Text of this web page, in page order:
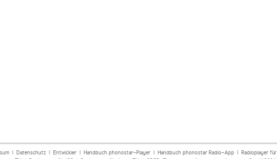
| Datenschutz| Entwickler| Handbuch phonostar-Player| Handbuch phonostar Radio-App| Radioplayer für